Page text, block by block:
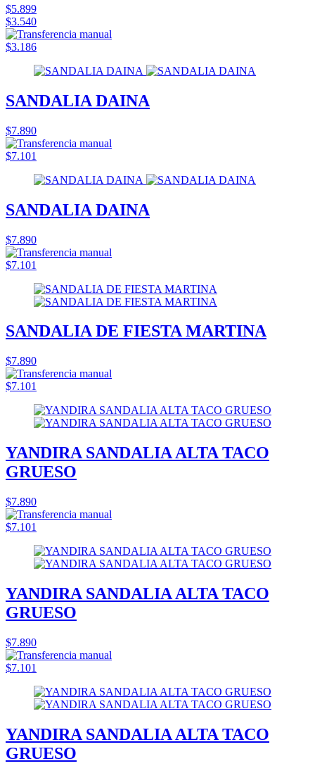
$5.899
$3.540
$3.186
SANDALIA DAINA
$7.890
$7.101
SANDALIA DAINA
$7.890
$7.101
SANDALIA DE FIESTA MARTINA
$7.890
$7.101
YANDIRA SANDALIA ALTA TACO
GRUESO
$7.890
$7.101
YANDIRA SANDALIA ALTA TACO
GRUESO
$7.890
$7.101
YANDIRA SANDALIA ALTA TACO
GRUESO